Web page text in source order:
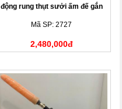
động rung thụt sưởi ấm đế gắn
Mã SP: 2727
2,480,000đ